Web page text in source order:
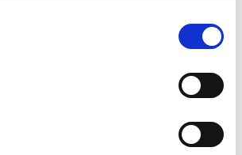
cu aparat profesionist sub lumina alba.
dumneavoastra.